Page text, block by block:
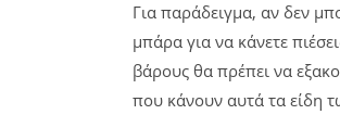
Για παράδειγμα, αν δεν
μπάρα για να κάνετε
βάρους θα πρέπει να
που κάνουν αυτά τα είδη